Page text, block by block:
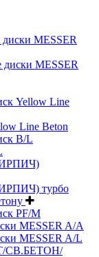
MESSER
MESSER
Yellow Line
Line Beton
B/L
турбо
PF/M
MESSER A/A
MESSER A/L
СВ.БЕТОН/